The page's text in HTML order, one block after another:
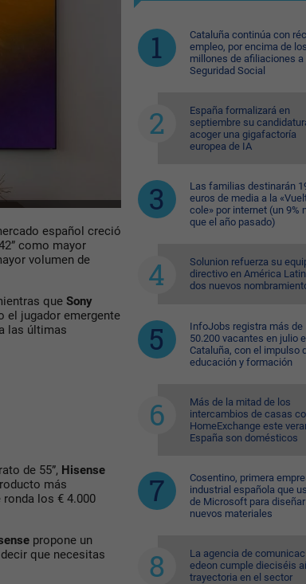
español creció
como mayor
volumen de
que Sony
el jugador emergente
las últimas
de 55”, Hisense
más
los € 4.000
propone un
que necesitas
Cataluña continúa con
empleo, por encima de
millones de afiliaciones a
Seguridad Social
España formalizará en
septiembre su
acoger una gigafactoría
europea de IA
Las familias destinarán
euros de media a la
cole» por internet (un 9%
que el año pasado)
Solunion refuerza su
directivo en América
dos nuevos
InfoJobs registra más de
50.200 vacantes en julio
Cataluña, con el impulso
educación y formación
Más de la mitad de los
intercambios de casas
HomeExchange este
España son domésticos
Cosentino, primera
industrial española que
de Microsoft para diseñar
nuevos materiales
La agencia de
edeon cumple dieciséis
trayectoria en el sector